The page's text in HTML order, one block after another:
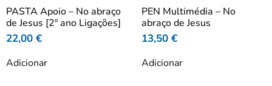
PASTA Apoio – No abraço
de Jesus [2º ano Ligações]
22,00 €
Adicionar
PEN Multimédia – No
abraço de Jesus
13,50 €
Adicionar